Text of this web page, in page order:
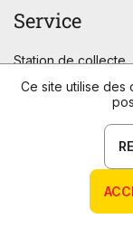
Service
Station de collecte
FAQ
Politique de retrait
Ce site utilise des